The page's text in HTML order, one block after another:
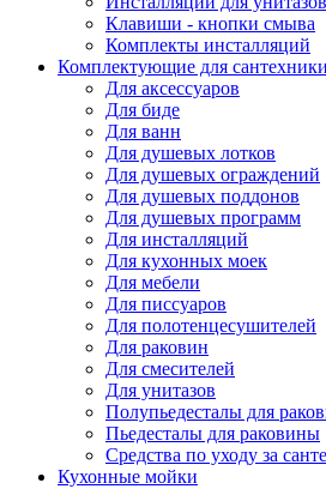
Клавиши - кнопки смыва
Комплекты инсталляций
Комплектующие для сантехники
Для аксессуаров
Для биде
Для ванн
Для душевых лотков
Для душевых ограждений
Для душевых поддонов
Для душевых программ
Для инсталляций
Для кухонных моек
Для мебели
Для писсуаров
Для полотенцесушителей
Для раковин
Для смесителей
Для унитазов
Полупьедесталы для
Пьедесталы для раковины
Средства по уходу за
Кухонные мойки